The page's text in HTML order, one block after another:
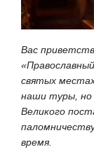
Вас
святых
наши туры, но
Великого
время.